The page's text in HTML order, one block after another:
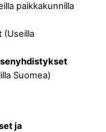
paikkakunnilla
(Useilla
Suomea)
ja